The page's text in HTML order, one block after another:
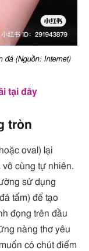
đá (Nguồn: Internet)
tại đây
tròn
oval) lại
vô cùng tự nhiên.
sử dụng
tấm) để tạo
đọng trên đầu
nàng thơ yêu
có chút điểm